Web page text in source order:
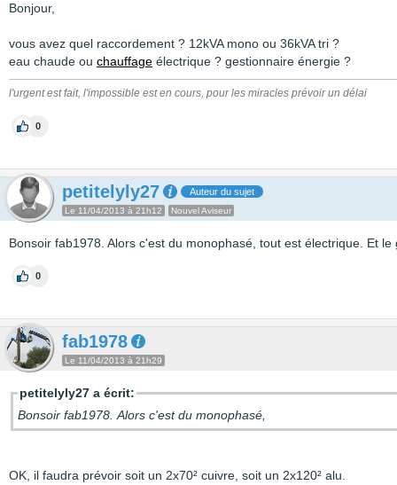
Bonjour,
vous avez quel raccordement ? 12kVA mono ou 36kVA tri ?
eau chaude ou chauffage électrique ? gestionnaire énergie ?
l'urgent est fait, l'impossible est en cours, pour les miracles prévoir un délai
0
petitelyly27 Auteur du sujet
Le 11/04/2013 à 21h12 Nouvel Aviseur
Bonsoir fab1978. Alors c'est du monophasé, tout est électrique. Et
0
fab1978
Le 11/04/2013 à 21h29
petitelyly27 a écrit:
Bonsoir fab1978. Alors c'est du monophasé,
OK, il faudra prévoir soit un 2x70² cuivre, soit un 2x120² alu.